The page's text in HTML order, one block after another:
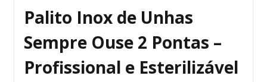
Palito Inox de Unhas
Sempre Ouse 2 Pontas –
Profissional e Esterilizável